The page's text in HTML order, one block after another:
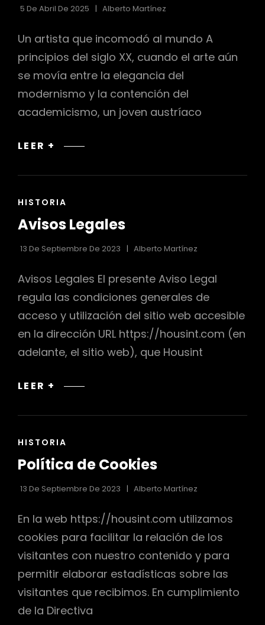
5 De Abril De 2025 Alberto Martínez
Un artista que incomodó al mundo A
principios del siglo XX, cuando el arte aún
se movía entre la elegancia del
modernismo y la contención del
academicismo, un joven austríaco
LEER +
EGON
EXPRESIONISMO
RETRATOS
INTENSOS
ENLACES
LAS
HISTORIA
Avisos Legales
13 De Septiembre De 2023 Alberto Martínez
Avisos Legales El presente Aviso Legal
regula las condiciones generales de
acceso y utilización del sitio web accesible
en la dirección URL https://housint.com (en
adelante, el sitio web), que Housint
LEER +
AVISOS
ENLACES
LAS
HISTORIA
Política de Cookies
13 De Septiembre De 2023 Alberto Martínez
En la web https://housint.com utilizamos
cookies para facilitar la relación de los
visitantes con nuestro contenido y para
permitir elaborar estadísticas sobre las
visitantes que recibimos. En cumplimiento
de la Directiva